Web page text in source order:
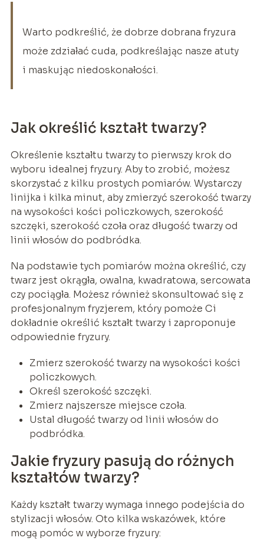
Warto podkreślić, że dobrze dobrana fryzura
może zdziałać cuda, podkreślając nasze atuty
i maskując niedoskonałości.
Jak określić kształt twarzy?
Określenie kształtu twarzy to pierwszy krok do
wyboru idealnej fryzury. Aby to zrobić, możesz
skorzystać z kilku prostych pomiarów. Wystarczy
linijka i kilka minut, aby zmierzyć szerokość twarzy
na wysokości kości policzkowych, szerokość
szczęki, szerokość czoła oraz długość twarzy od
linii włosów do podbródka.
Na podstawie tych pomiarów można określić, czy
twarz jest okrągła, owalna, kwadratowa, sercowata
czy pociągła. Możesz również skonsultować się z
profesjonalnym fryzjerem, który pomoże Ci
dokładnie określić kształt twarzy i zaproponuje
odpowiednie fryzury.
Zmierz szerokość twarzy na wysokości kości
policzkowych.
Określ szerokość szczęki.
Zmierz najszersze miejsce czoła.
Ustal długość twarzy od linii włosów do
podbródka.
Jakie fryzury pasują do różnych
kształtów twarzy?
Każdy kształt twarzy wymaga innego podejścia do
stylizacji włosów. Oto kilka wskazówek, które
mogą pomóc w wyborze fryzury: